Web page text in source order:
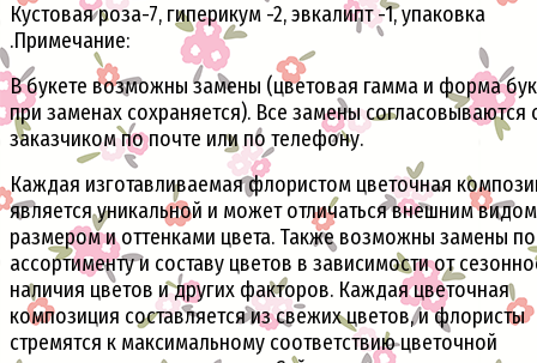
Кустовая роза-7, гиперикум -2, эвкалипт -1, упаковка
.Примечание:
В букете возможны замены (цветовая гамма и форма
при заменах сохраняется). Все замены согласовываются
заказчиком по почте или по телефону.
Каждая изготавливаемая флористом цветочная
является уникальной и может отличаться внешним
размером и оттенками цвета. Также возможны замены по
ассортименту и составу цветов в зависимости от
наличия цветов и других факторов. Каждая цветочная
композиция составляется из свежих цветов, и флористы
стремятся к максимальному соответствию цветочной